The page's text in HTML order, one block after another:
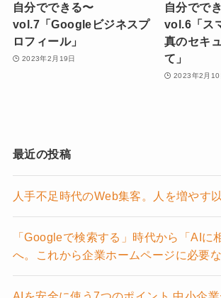
自分でできる〜
vol.7「Googleビジネスプ
ロフィール」
2023年2月19日
自分でで
vol.6「ス
真のセキ
て」
2023年2月10
最近の投稿
人手不足時代のWeb集客。人を増やす
「Googleで検索する」時代から「AIに
へ。これから企業ホームページに必要